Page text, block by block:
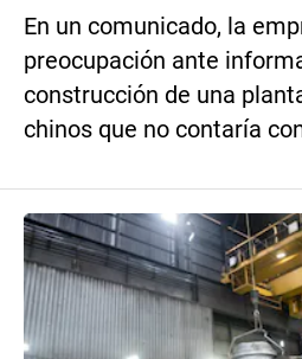
En un comunicado, la
preocupación ante
construcción de una
chinos que no contaría